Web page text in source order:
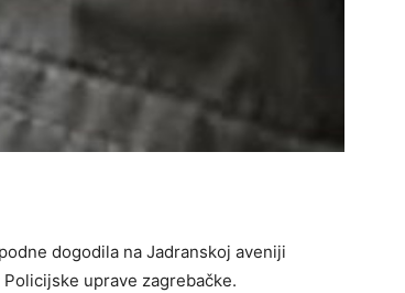
dogodila na Jadranskoj aveniji
uprave zagrebačke.